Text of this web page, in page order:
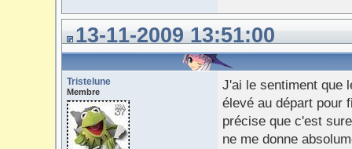
13-11-2009 13:51:00
Tristelune
Membre
J'ai le sentiment que
élevé au départ pour
précise que c'est
ne me donne